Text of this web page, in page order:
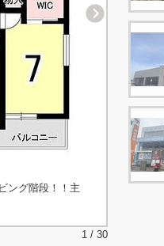
ング階段！！主
1 / 30